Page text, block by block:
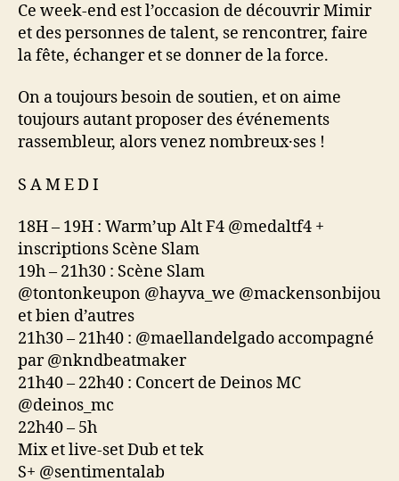
Ce week-end est l’occasion de découvrir Mimir
et des personnes de talent, se rencontrer, faire
la fête, échanger et se donner de la force.
On a toujours besoin de soutien, et on aime
toujours autant proposer des événements
rassembleur, alors venez nombreux·ses !
S A M E D I
18H – 19H : Warm’up Alt F4 @medaltf4 +
inscriptions Scène Slam
19h – 21h30 : Scène Slam
@tontonkeupon @hayva_we @mackensonbijou
et bien d’autres
21h30 – 21h40 : @maellandelgado accompagné
par @nkndbeatmaker
21h40 – 22h40 : Concert de Deinos MC
@deinos_mc
22h40 – 5h
Mix et live-set Dub et tek
S+ @sentimentalab